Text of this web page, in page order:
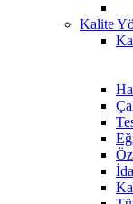
Kalite